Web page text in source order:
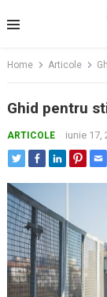
to
Home Articole
Ghid pentru
ARTICOLE iunie 17,